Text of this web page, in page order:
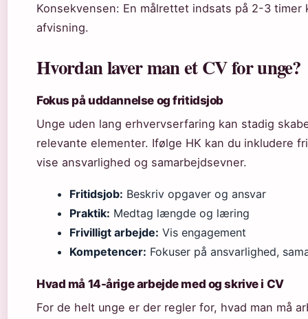
Konsekvensen: En målrettet indsats på 2-3
afvisning.
Hvordan laver man et CV for unge?
Fokus på uddannelse og fritidsjob
Unge uden lang erhvervserfaring kan stadig
relevante elementer. Ifølge HK kan du inkludere
vise ansvarlighed og samarbejdsevner.
Fritidsjob: Beskriv opgaver og ansvar
Praktik: Medtag længde og læring
Frivilligt arbejde: Vis engagement
Kompetencer: Fokuser på ansvarlighed,
Hvad må 14-årige arbejde med og skrive i CV
For de helt unge er der regler for, hvad man må